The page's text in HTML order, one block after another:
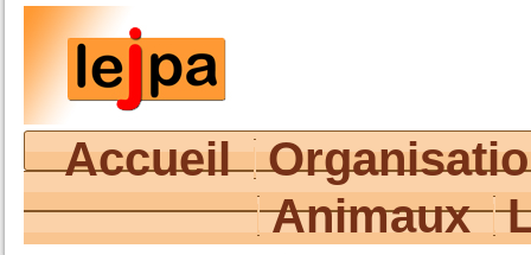
Accueil
Animaux